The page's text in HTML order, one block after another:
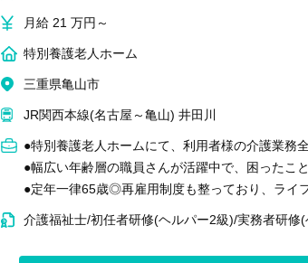
月給 21 万円～
特別養護老人ホーム
三重県亀山市
JR関西本線(名古屋～亀山) 井田川
●特別養護老人ホームにて、利用者様の介護業務
●幅広い年齢層の職員さんが活躍中で、困ったこ
●定年一律65歳◎再雇用制度も整っており、ライ
介護福祉士/初任者研修(ヘルパー2級)/実務者研修